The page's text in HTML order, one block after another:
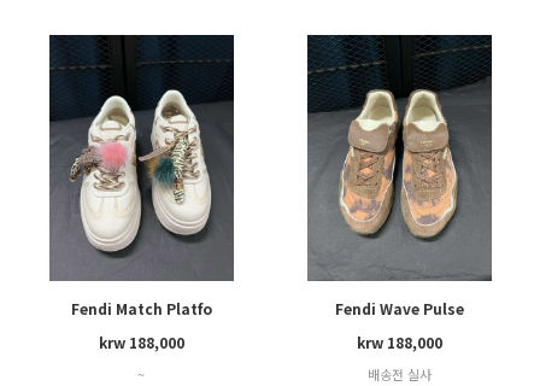
Fendi Match Platfo
krw 188,000
~
Fendi Wave Pulse
krw 188,000
배송전 실사